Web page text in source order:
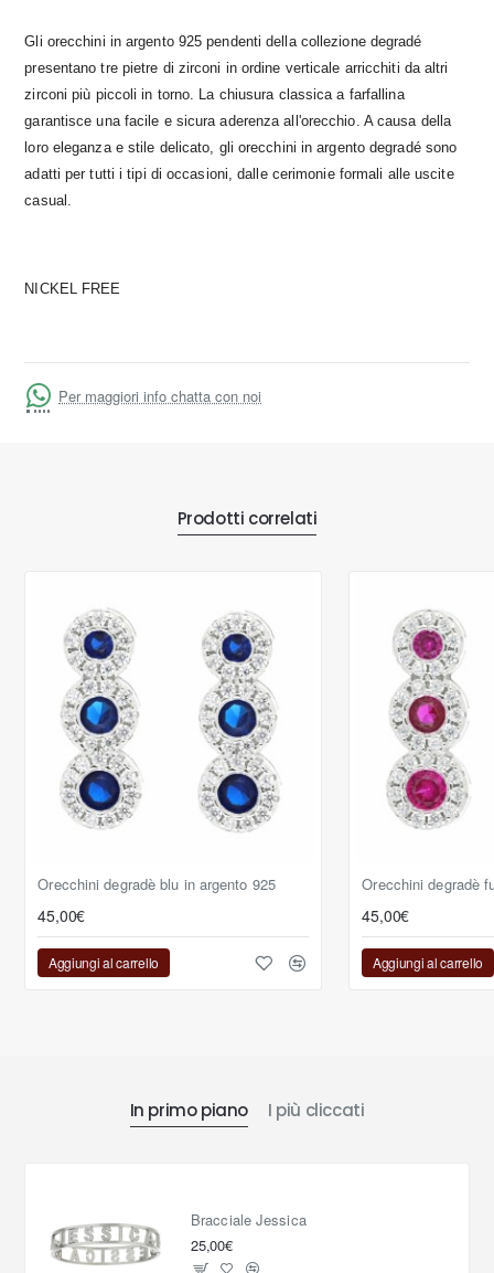
Gli orecchini in argento 925 pendenti della collezione degradé
presentano tre pietre di zirconi in ordine verticale arricchiti da altri
zirconi più piccoli in torno. La chiusura classica a farfallina
garantisce una facile e sicura aderenza all'orecchio. A causa della
loro eleganza e stile delicato, gli orecchini in argento degradé sono
adatti per tutti i tipi di occasioni, dalle cerimonie formali alle uscite
casual.
NICKEL FREE
Per maggiori info chatta con noi
Prodotti correlati
Orecchini degradè blu in argento 925
45,00€
Aggiungi al carrello
Orecchini degradè
45,00€
Aggiungi al carrello
In primo piano I più cliccati
Bracciale Jessica
25,00€